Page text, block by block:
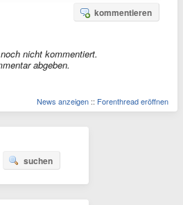
kommentieren
nicht kommentiert.
abgeben.
News anzeigen :: Forenthread eröffnen
suchen